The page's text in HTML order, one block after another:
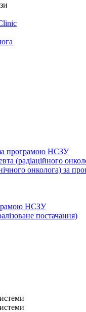
за програмою НСЗУ
(радіаційного
онколога) за
НСЗУ
постачання)